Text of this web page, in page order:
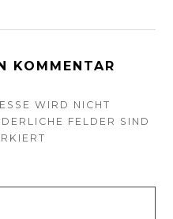
KOMMENTAR
WIRD NICHT
FELDER SIND